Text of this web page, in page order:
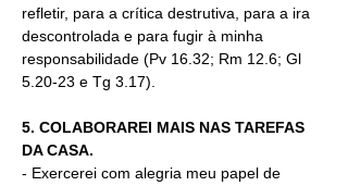
refletir, para a crítica destrutiva, para a ira
descontrolada e para fugir à minha
responsabilidade (Pv 16.32; Rm 12.6; Gl
5.20-23 e Tg 3.17).
5. COLABORAREI MAIS NAS TAREFAS
DA CASA.
- Exercerei com alegria meu papel de